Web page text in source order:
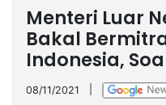
Nasional
International
Olahraga
Entertainment
Daerah
Pariwisata
Kuliner
Kolom
Network
Menteri Luar
Bakal
Indonesia,
08/11/2021